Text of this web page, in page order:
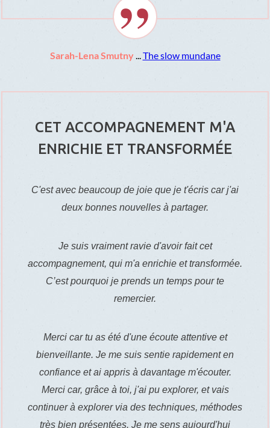
Sarah-Lena Smutny The slow mundane
CET ACCOMPAGNEMENT M'A
ENRICHIE ET TRANSFORMÉE
C'est avec beaucoup de joie que je t'écris car j'ai
deux bonnes nouvelles à partager.
Je suis vraiment ravie d'avoir fait cet
accompagnement, qui m'a enrichie et transformée.
C’est pourquoi je prends un temps pour te
remercier.
Merci car tu as été d'une écoute attentive et
bienveillante. Je me suis sentie rapidement en
confiance et ai appris à davantage m'écouter.
Merci car, grâce à toi, j'ai pu explorer, et vais
continuer à explorer via des techniques, méthodes
très bien présentées. Je me sens aujourd'hui